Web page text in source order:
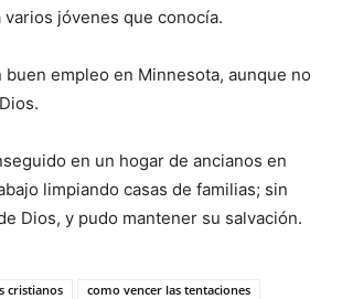
jóvenes que conocía.
empleo en Minnesota, aunque no
en un hogar de ancianos en
limpiando casas de familias; sin
Dios, y pudo mantener su salvación.
cristianos
como vencer las tentaciones